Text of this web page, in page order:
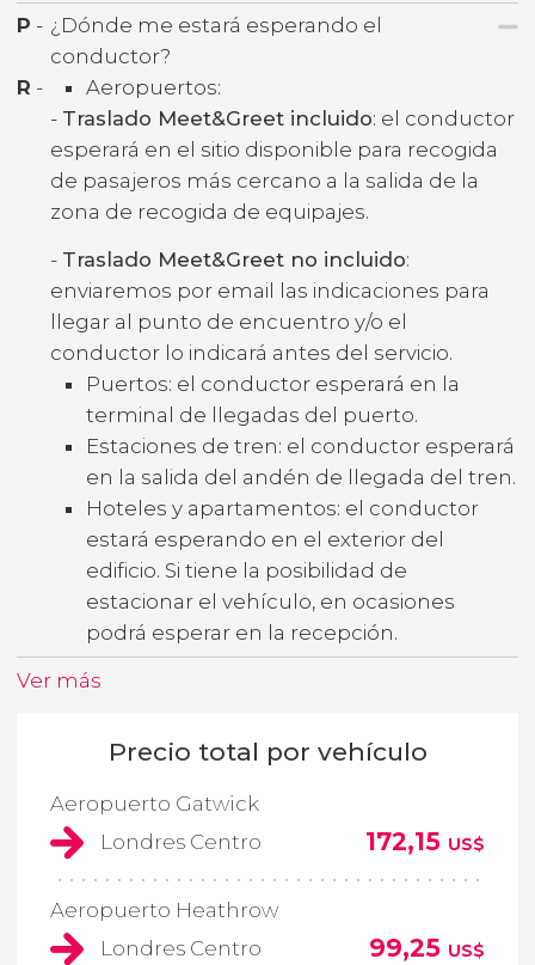
P - ¿Dónde me estará esperando el
conductor?
R -
Aeropuertos:
- Traslado Meet&Greet incluido: el conductor
esperará en el sitio disponible para recogida
de pasajeros más cercano a la salida de la
zona de recogida de equipajes.
- Traslado Meet&Greet no incluido:
enviaremos por email las indicaciones para
llegar al punto de encuentro y/o el
conductor lo indicará antes del servicio.
Puertos: el conductor esperará en la
terminal de llegadas del puerto.
Estaciones de tren: el conductor esperará
en la salida del andén de llegada del tren.
Hoteles y apartamentos: el conductor
estará esperando en el exterior del
edificio. Si tiene la posibilidad de
estacionar el vehículo, en ocasiones
podrá esperar en la recepción.
Ver más
Precio total por vehículo
Aeropuerto Gatwick
Londres Centro
172,15 US$
Aeropuerto Heathrow
Londres Centro
99,25 US$